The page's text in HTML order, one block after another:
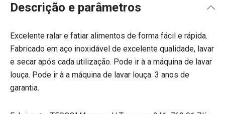
Descrição e parâmetros
Excelente ralar e fatiar alimentos de forma fácil e rápida.
Fabricado em aço inoxidável de excelente qualidade, lavar
e secar após cada utilização. Pode ir à a máquina de lavar
louça. Pode ir à a máquina de lavar louça. 3 anos de
garantia.